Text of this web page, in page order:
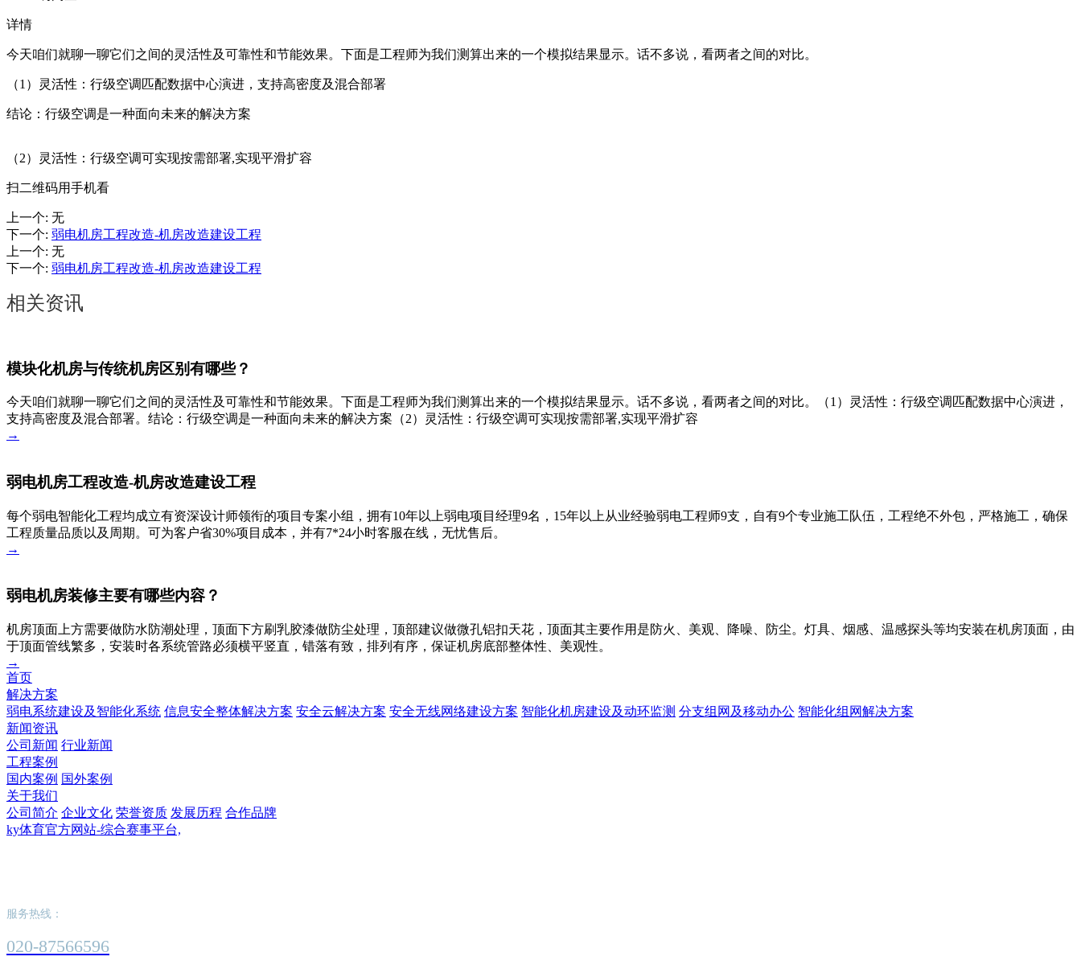
详情
今天咱们就聊一聊它们之间的灵活性及可靠性和节能效果。下面是工程师为我们测算出来的一个模拟结果显示。话不多说，看两者之间的对比。
（1）灵活性：行级空调匹配数据中心演进，支持高密度及混合部署
结论：行级空调是一种面向未来的解决方案
（2）灵活性：行级空调可实现按需部署,实现平滑扩容
扫二维码用手机看
上一个: 无
下一个: 弱电机房工程改造-机房改造建设工程
上一个: 无
下一个: 弱电机房工程改造-机房改造建设工程
相关资讯
模块化机房与传统机房区别有哪些？
今天咱们就聊一聊它们之间的灵活性及可靠性和节能效果。下面是工程师为我们测算出来的一个模拟结果显示。话不多说，看两者之间的对比。（1）灵活性：行级空调匹配数据中心演进，
支持高密度及混合部署。结论：行级空调是一种面向未来的解决方案（2）灵活性：行级空调可实现按需部署,实现平滑扩容
→
弱电机房工程改造-机房改造建设工程
每个弱电智能化工程均成立有资深设计师领衔的项目专案小组，拥有10年以上弱电项目经理9名，15年以上从业经验弱电工程师9支，自有9个专业施工队伍，工程绝不外包，严格施工，确保
工程质量品质以及周期。可为客户省30%项目成本，并有7*24小时客服在线，无忧售后。
→
弱电机房装修主要有哪些内容？
机房顶面上方需要做防水防潮处理，顶面下方刷乳胶漆做防尘处理，顶部建议做微孔铝扣天花，顶面其主要作用是防火、美观、降噪、防尘。灯具、烟感、温感探头等均安装在机房顶面，由
于顶面管线繁多，安装时各系统管路必须横平竖直，错落有致，排列有序，保证机房底部整体性、美观性。
→
首页
解决方案
弱电系统建设及智能化系统 信息安全整体解决方案 安全云解决方案 安全无线网络建设方案 智能化机房建设及动环监测 分支组网及移动办公 智能化组网解决方案
新闻资讯
公司新闻 行业新闻
工程案例
国内案例 国外案例
关于我们
公司简介 企业文化 荣誉资质 发展历程 合作品牌
ky体育官方网站-综合赛事平台,
服务热线：
020-87566596